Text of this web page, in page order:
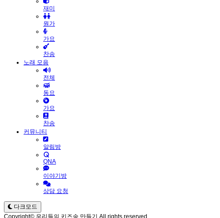
재미
원가
가요
찬송
노래 모음
전체
동요
가요
찬송
커뮤니티
알림방
QNA
이야기방
상담 요청
다크모드
Copyright© 우리들의 키즈송 만들기 All rights reserved.